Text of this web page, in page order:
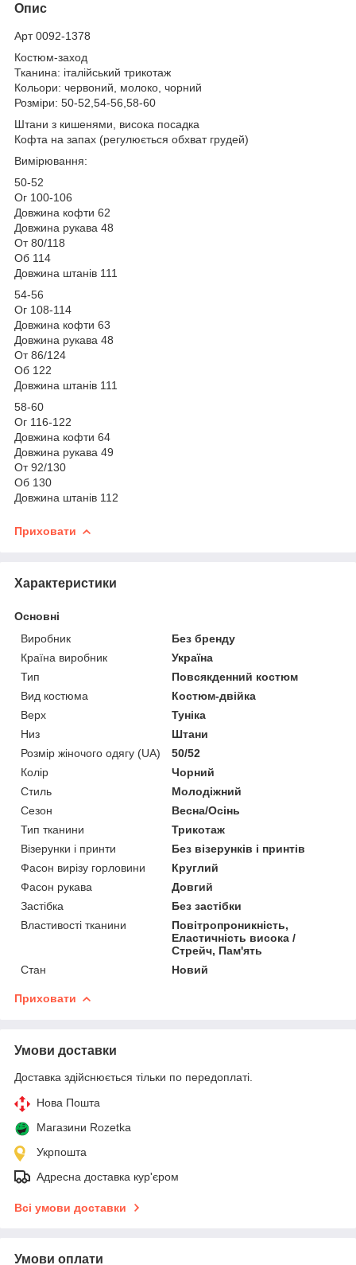
Опис
Арт 0092-1378
Костюм-заход
Тканина: італійський трикотаж
Кольори: червоний, молоко, чорний
Розміри: 50-52,54-56,58-60
Штани з кишенями, висока посадка
Кофта на запах (регулюється обхват грудей)
Вимірювання:
50-52
Ог 100-106
Довжина кофти 62
Довжина рукава 48
От 80/118
Об 114
Довжина штанів 111
54-56
Ог 108-114
Довжина кофти 63
Довжина рукава 48
От 86/124
Об 122
Довжина штанів 111
58-60
Ог 116-122
Довжина кофти 64
Довжина рукава 49
От 92/130
Об 130
Довжина штанів 112
Приховати
Характеристики
Основні
Виробник
Без бренду
Країна виробник
Україна
Тип
Повсякденний костюм
Вид костюма
Костюм-двійка
Верх
Туніка
Низ
Штани
Розмір жіночого одягу (UA)
50/52
Колір
Чорний
Стиль
Молодіжний
Сезон
Весна/Осінь
Тип тканини
Трикотаж
Візерунки і принти
Без візерунків і принтів
Фасон вирізу горловини
Круглий
Фасон рукава
Довгий
Застібка
Без застібки
Властивості тканини
Повітропроникність,
Еластичність висока /
Стрейч, Пам'ять
Стан
Новий
Приховати
Умови доставки
Доставка здійснюється тільки по передоплаті.
Нова Пошта
Магазини Rozetka
Укрпошта
Адресна доставка кур'єром
Всі умови доставки
Умови оплати